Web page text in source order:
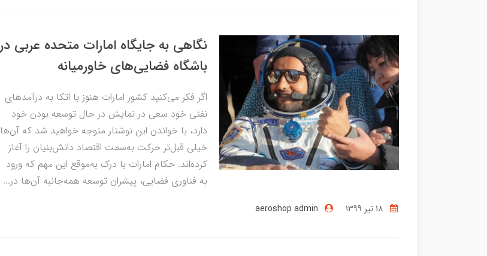
نگاهی به جایگاه امارات متحده عربی در
باشگاه فضایی‌های خاورمیانه
اگر فکر می‌کنید کشور امارات هنوز با اتکا به درآمدهای
نفتی خود سعی در نمایش در حال توسعه بودن خود
دارد، با خواندن این نوشتار متوجه خواهید شد که آن‌ها
خیلی قبل‌تر حرکت به‌سمت اقتصاد دانش‌بنیان را آغاز
کرده‌اند. حکام امارات با درک به‌موقع این مهم که ورود
به فناوری فضایی، پیشران توسعه همه‌جانبه آن‌ها در...
aeroshop admin